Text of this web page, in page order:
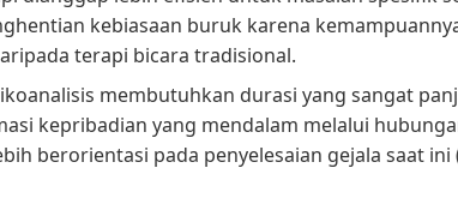
kebiasaan buruk karena
terapi bicara tradisional.
membutuhkan durasi yang sangat
kepribadian yang mendalam melalui
berorientasi pada penyelesaian gejala saat ini